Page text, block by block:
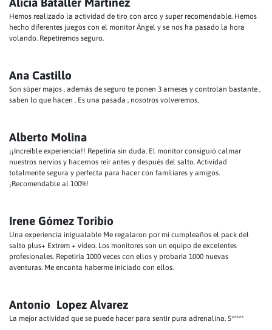
Hemos realizado la actividad de tiro con arco y super recomendable. Hemos
hecho diferentes juegos con el monitor Ángel y se nos ha pasado la hora
volando. Repetiremos seguro.
Ana Castillo
Son súper majos , además de seguro te ponen 3 arneses y controlan bastante ,
saben lo que hacen . Es una pasada , nosotros volveremos.
Alberto Molina
¡¡Increíble experiencia!! Repetiría sin duda. El monitor consiguió calmar
nuestros nervios y hacernos reír antes y después del salto. Actividad
totalmente segura y perfecta para hacer con familiares y amigos.
¡Recomendable al 100%!
Irene Gómez Toribio
Una experiencia inigualable Me regalaron por mi cumpleaños el pack del
salto plus+ Extrem + vídeo. Los monitores son un equipo de excelentes
profesionales. Repetiría 1000 veces con ellos y probaría 1000 nuevas
aventuras. Me encanta haberme iniciado con ellos.
Antonio Lopez Alvarez
La mejor actividad que se puede hacer para sentir pura adrenalina. 5*****